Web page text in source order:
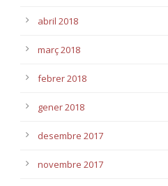
abril 2018
març 2018
febrer 2018
gener 2018
desembre 2017
novembre 2017